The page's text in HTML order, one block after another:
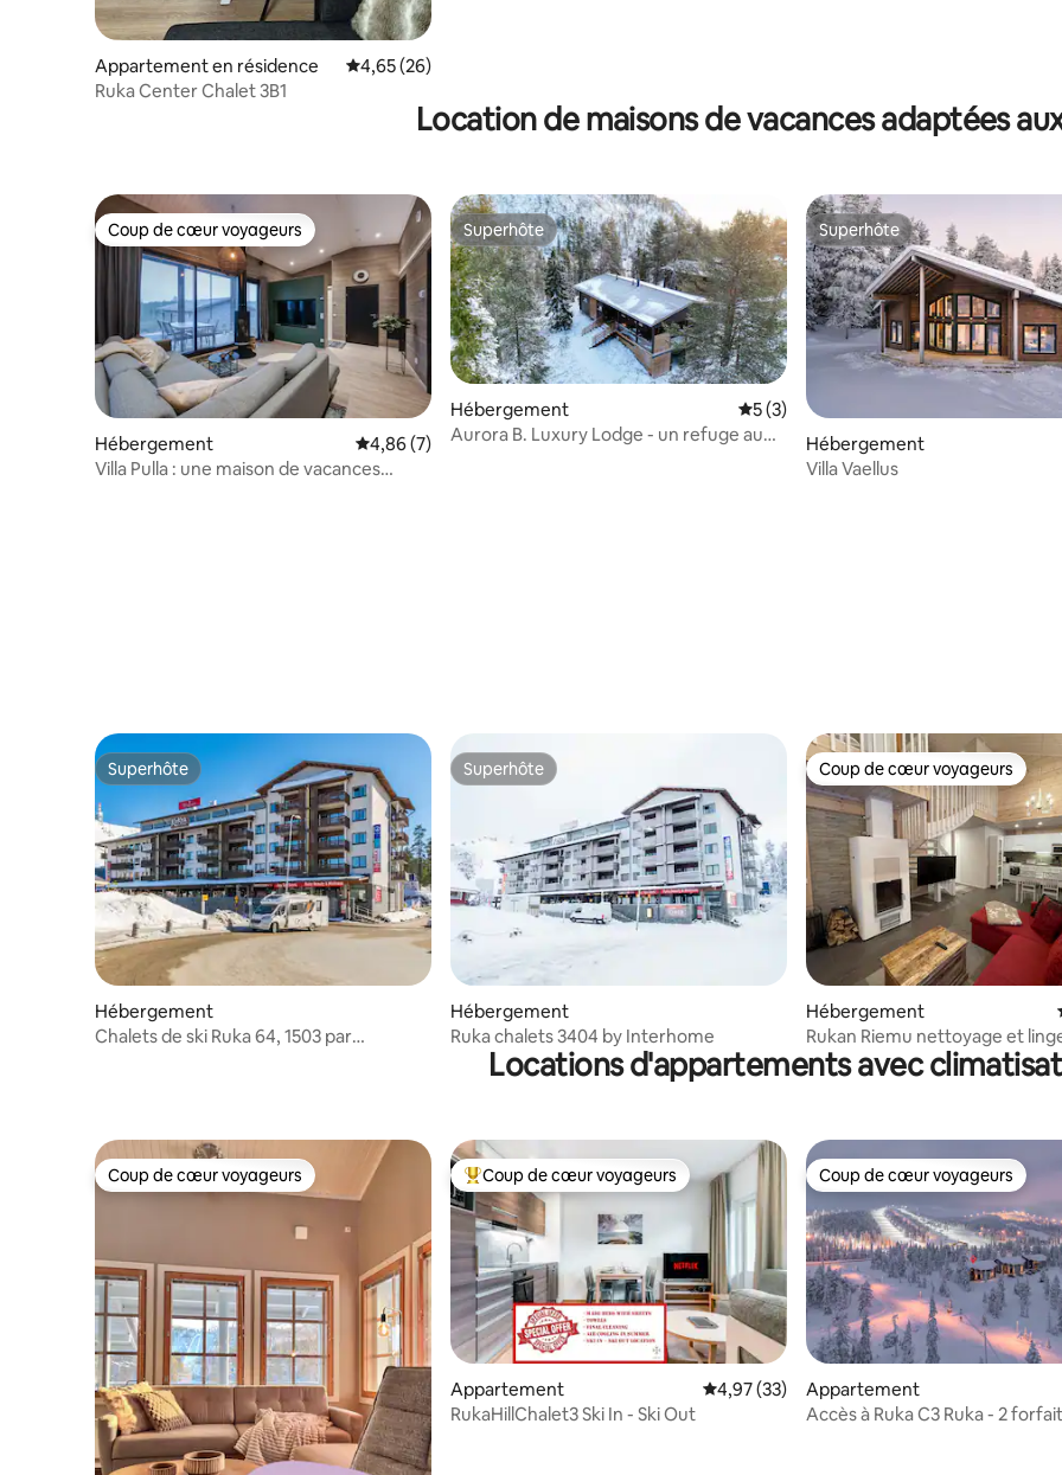
Appartement en résidence Évaluation moyenne sur la base de 26 commentaires : 4,65 sur 5
4,65 (26)
Ruka Center Chalet 3B1
Location de maisons de vacances adaptées
Coup de cœur voyageurs
Coup de cœur voyageurs
Hébergement Évaluation moyenne sur la base de 7 commentaires : 4,86 sur 5
4,86 (7)
Villa Pulla : une maison de vacances
Superhôte
Superhôte
Hébergement Évaluation moyenne sur la base de 3
5 (3)
Aurora B. Luxury Lodge - un refuge au
Superhôte
Superhôte
Hébergement
Villa Vaellus
Superhôte
Superhôte
Hébergement
Chalets de ski Ruka 64, 1503 par
Superhôte
Superhôte
Hébergement
Ruka chalets 3404 by Interhome
Coup de cœur voyageurs
Coup de cœur voyageurs
Hébergement
Rukan Riemu nettoyage et
inclus
Locations d'appartements avec
Coup de cœur voyageurs
Coup de cœur voyageurs Coups de cœur voyageurs les plus appréciés
Coup de cœur voyageurs
Appartement Évaluation moyenne sur la base de 33
4,97 (33)
RukaHillChalet3 Ski In - Ski Out
Coup de cœur voyageurs
Coup de cœur voyageurs
Appartement
Accès à Ruka C3 Ruka - 2